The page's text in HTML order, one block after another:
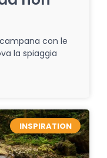
con le
la spiaggia
INSPIRATION